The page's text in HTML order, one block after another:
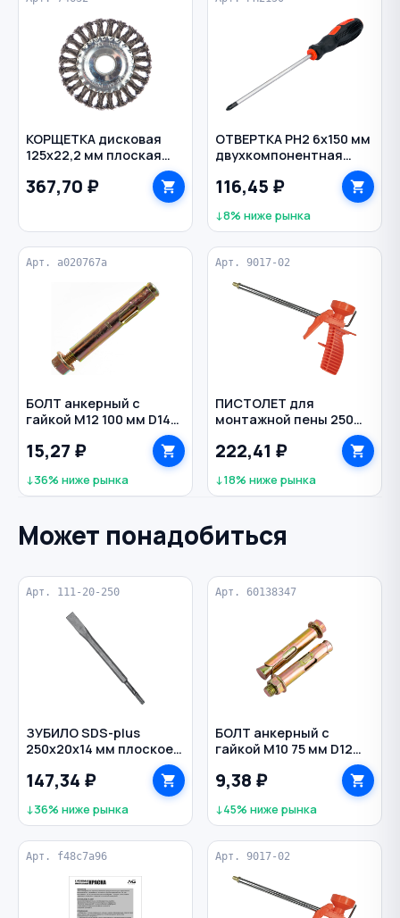
КОРЩЕТКА дисковая
125х22,2 мм плоская
витая 0,5 мм для УШМ
MATRIX
367,70 ₽
ОТВЕРТКА PH2 6х150 мм
двухкомпонентная
рукоятка магнитный
наконечник CrV GIGANT
116,45 ₽
↓8% ниже рынка
Арт. a020767a
БОЛТ анкерный с
гайкой M12 100 мм D14
15,27 ₽
↓36% ниже рынка
Арт. 9017-02
ПИСТОЛЕТ для
монтажной пены 250
рукоятка VERTEXTOOLS
222,41 ₽
↓18% ниже рынка
Может понадобиться
Арт. 111-20-250
ЗУБИЛО SDS-plus
250х20х14 мм плоское
147,34 ₽
↓36% ниже рынка
Арт. 60138347
БОЛТ анкерный с
гайкой M10 75 мм D12
9,38 ₽
↓45% ниже рынка
Арт. f48c7a96 Арт. 9017-02